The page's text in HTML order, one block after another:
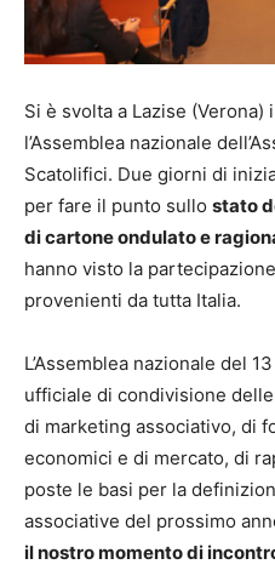
Si è svolta a Lazise
l’Assemblea nazionale
Scatolifici. Due giorni di
per fare il punto sullo stato
di cartone ondulato e
hanno visto la
provenienti da tutta Italia.
L’Assemblea nazionale del
ufficiale di condivisione
di marketing associativo, di
economici e di mercato, di
poste le basi per la
associative del prossimo
il nostro momento di